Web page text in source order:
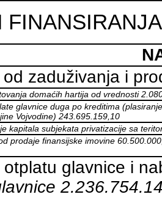
FINANSIRANJA
od zaduživanja i
domaćih hartija od vrednosti
glavnice duga po kreditima
Vojvodine) 243.695.159,10
kapitala subjekata privatizacije sa
prodaje finansijske imovine
otplatu glavnice i